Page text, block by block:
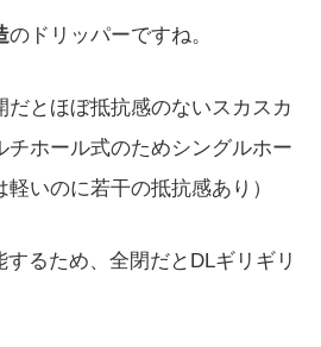
のドリッパーですね。
だとほぼ抵抗感のないスカスカ
チホール式のためシングルホー
いのに若干の抵抗感あり）
るため、全閉だとDLギリギリ